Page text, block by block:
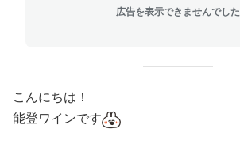
広告を表示できませんでした
こんにちは！
能登ワインです